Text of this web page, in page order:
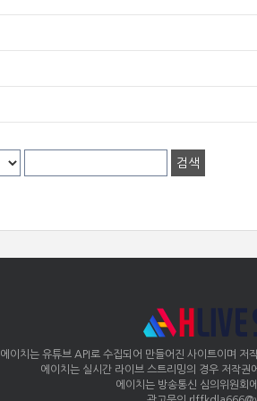
에이치는 유튜브 API로 수집되어 만들어진 사이트이며 저
에이치는 실시간 라이브 스트리밍의 경우 저작권
에이치는 방송통신 심의위원회